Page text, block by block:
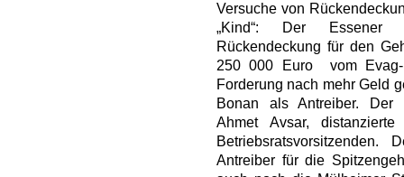
Versuche von
„Kind“: Der
Rückendeckung für den
250 000 Euro vom Evag-
Forderung nach mehr Geld
Bonan als Antreiber. Der
Ahmet Avsar,
Antreiber für die